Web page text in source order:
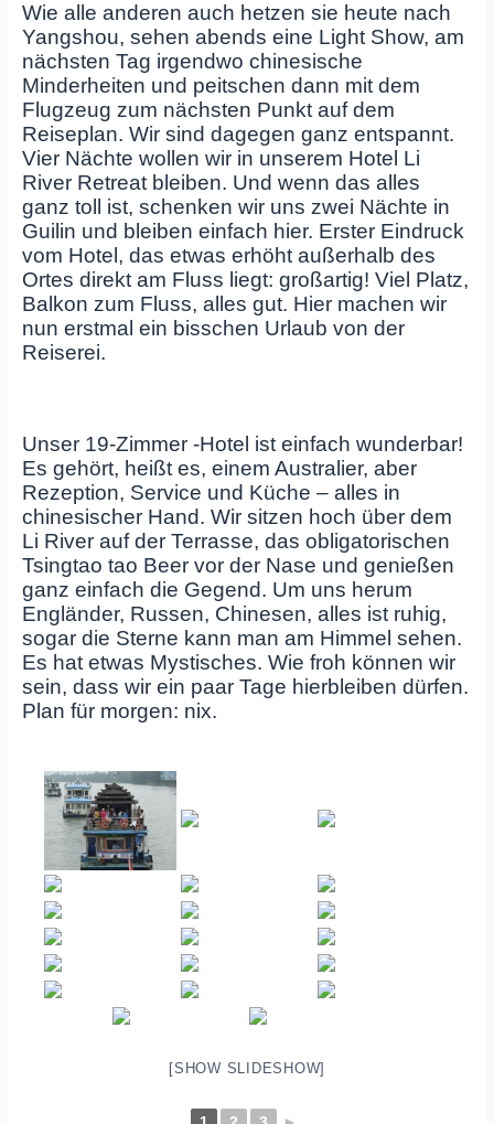
Wie alle anderen auch hetzen sie heute nach
Yangshou, sehen abends eine Light Show, am
nächsten Tag irgendwo chinesische
Minderheiten und peitschen dann mit dem
Flugzeug zum nächsten Punkt auf dem
Reiseplan. Wir sind dagegen ganz entspannt.
Vier Nächte wollen wir in unserem Hotel Li
River Retreat bleiben. Und wenn das alles
ganz toll ist, schenken wir uns zwei Nächte in
Guilin und bleiben einfach hier. Erster Eindruck
vom Hotel, das etwas erhöht außerhalb des
Ortes direkt am Fluss liegt: großartig! Viel Platz,
Balkon zum Fluss, alles gut. Hier machen wir
nun erstmal ein bisschen Urlaub von der
Reiserei.
Unser 19-Zimmer -Hotel ist einfach wunderbar!
Es gehört, heißt es, einem Australier, aber
Rezeption, Service und Küche – alles in
chinesischer Hand. Wir sitzen hoch über dem
Li River auf der Terrasse, das obligatorischen
Tsingtao tao Beer vor der Nase und genießen
ganz einfach die Gegend. Um uns herum
Engländer, Russen, Chinesen, alles ist ruhig,
sogar die Sterne kann man am Himmel sehen.
Es hat etwas Mystisches. Wie froh können wir
sein, dass wir ein paar Tage hierbleiben dürfen.
Plan für morgen: nix.
[SHOW SLIDESHOW]